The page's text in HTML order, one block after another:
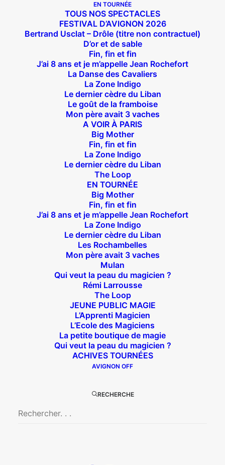
EN TOURNÉE
TOUS NOS SPECTACLES
FESTIVAL D’AVIGNON 2026
Bertrand Usclat – Drôle (titre non contractuel)
D’or et de sable
Fin, fin et fin
J’ai 8 ans et je m’appelle Jean Rochefort
La Danse des Cavaliers
La Zone Indigo
Le dernier cèdre du Liban
Le goût de la framboise
Mon père avait 3 vaches
A VOIR À PARIS
Big Mother
Fin, fin et fin
La Zone Indigo
Le dernier cèdre du Liban
The Loop
EN TOURNÉE
Big Mother
Fin, fin et fin
J’ai 8 ans et je m’appelle Jean Rochefort
La Zone Indigo
Le dernier cèdre du Liban
Les Rochambelles
Mon père avait 3 vaches
Mulan
Qui veut la peau du magicien ?
Rémi Larrousse
The Loop
JEUNE PUBLIC MAGIE
L’Apprenti Magicien
L’Ecole des Magiciens
La petite boutique de magie
Qui veut la peau du magicien ?
ACHIVES TOURNÉES
AVIGNON OFF
RECHERCHE
Suivez nous !
Théâtre des Béliers Parisiens
14 bis rue Sainte Isaure 75018 Paris– M° Jules
Joffrin / Simplon – Loc :01 42 62 35 00
À l’affiche
Big Mother
La Zone Indigo
Le goût de la framboise
Fin, fin et fin
The Loop
En tournée